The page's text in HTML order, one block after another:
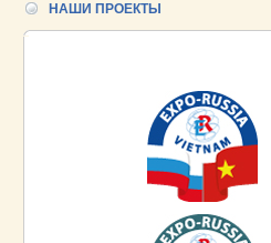
НАШИ ПРОЕКТЫ